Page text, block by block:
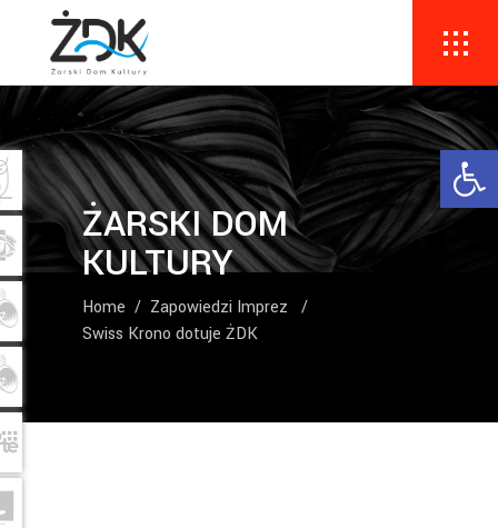
ŻARSKI DOM
KULTURY
Home / Zapowiedzi Imprez
/
Swiss Krono dotuje ŻDK